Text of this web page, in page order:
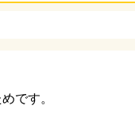
です。